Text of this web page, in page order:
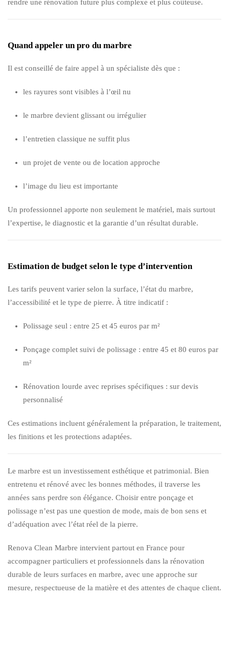
rendre une rénovation future plus complexe et plus coûteuse.
Quand appeler un pro du marbre
Il est conseillé de faire appel à un spécialiste dès que :
les rayures sont visibles à l’œil nu
le marbre devient glissant ou irrégulier
l’entretien classique ne suffit plus
un projet de vente ou de location approche
l’image du lieu est importante
Un professionnel apporte non seulement le matériel, mais surtout
l’expertise, le diagnostic et la garantie d’un résultat durable.
Estimation de budget selon le type d’intervention
Les tarifs peuvent varier selon la surface, l’état du marbre,
l’accessibilité et le type de pierre. À titre indicatif :
Polissage seul : entre 25 et 45 euros par m²
Ponçage complet suivi de polissage : entre 45 et 80 euros par
m²
Rénovation lourde avec reprises spécifiques : sur devis
personnalisé
Ces estimations incluent généralement la préparation, le traitement,
les finitions et les protections adaptées.
Le marbre est un investissement esthétique et patrimonial. Bien
entretenu et rénové avec les bonnes méthodes, il traverse les
années sans perdre son élégance. Choisir entre ponçage et
polissage n’est pas une question de mode, mais de bon sens et
d’adéquation avec l’état réel de la pierre.
Renova Clean Marbre intervient partout en France pour
accompagner particuliers et professionnels dans la rénovation
durable de leurs surfaces en marbre, avec une approche sur
mesure, respectueuse de la matière et des attentes de chaque client.